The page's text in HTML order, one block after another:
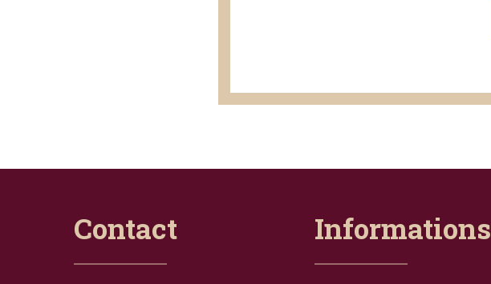
Contact Informations